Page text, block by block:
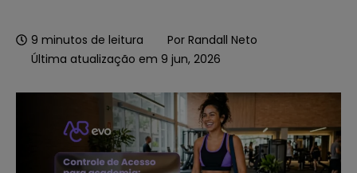
9 minutos de leitura Por Randall Neto
Última atualização em 9 jun, 2026